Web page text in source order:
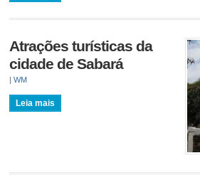
Atrações turísticas da
cidade de Sabará
|WM
Leia mais